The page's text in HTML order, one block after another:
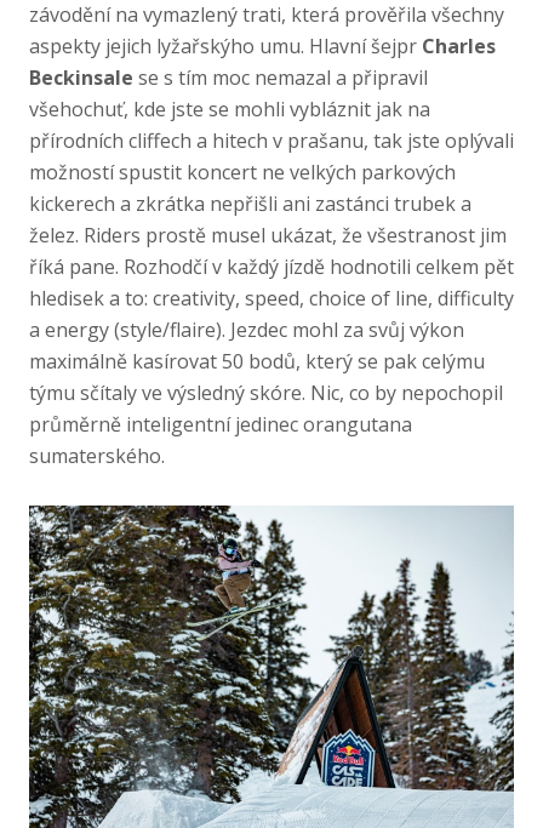
závodění na vymazlený trati, která prověřila všechny
aspekty jejich lyžařskýho umu. Hlavní šejpr Charles
Beckinsale se s tím moc nemazal a připravil
všehochuť, kde jste se mohli vybláznit jak na
přírodních cliffech a hitech v prašanu, tak jste oplývali
možností spustit koncert ne velkých parkových
kickerech a zkrátka nepřišli ani zastánci trubek a
želez. Riders prostě musel ukázat, že všestranost jim
říká pane. Rozhodčí v každý jízdě hodnotili celkem pět
hledisek a to: creativity, speed, choice of line, difficulty
a energy (style/flaire). Jezdec mohl za svůj výkon
maximálně kasírovat 50 bodů, který se pak celýmu
týmu sčítaly ve výsledný skóre. Nic, co by nepochopil
průměrně inteligentní jedinec orangutana
sumaterského.